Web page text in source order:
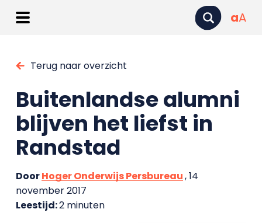
aA
Terug naar overzicht
Buitenlandse alumni
blijven het liefst in
Randstad
DoorHoger Onderwijs Persbureau, 14
november 2017
Leestijd:2 minuten